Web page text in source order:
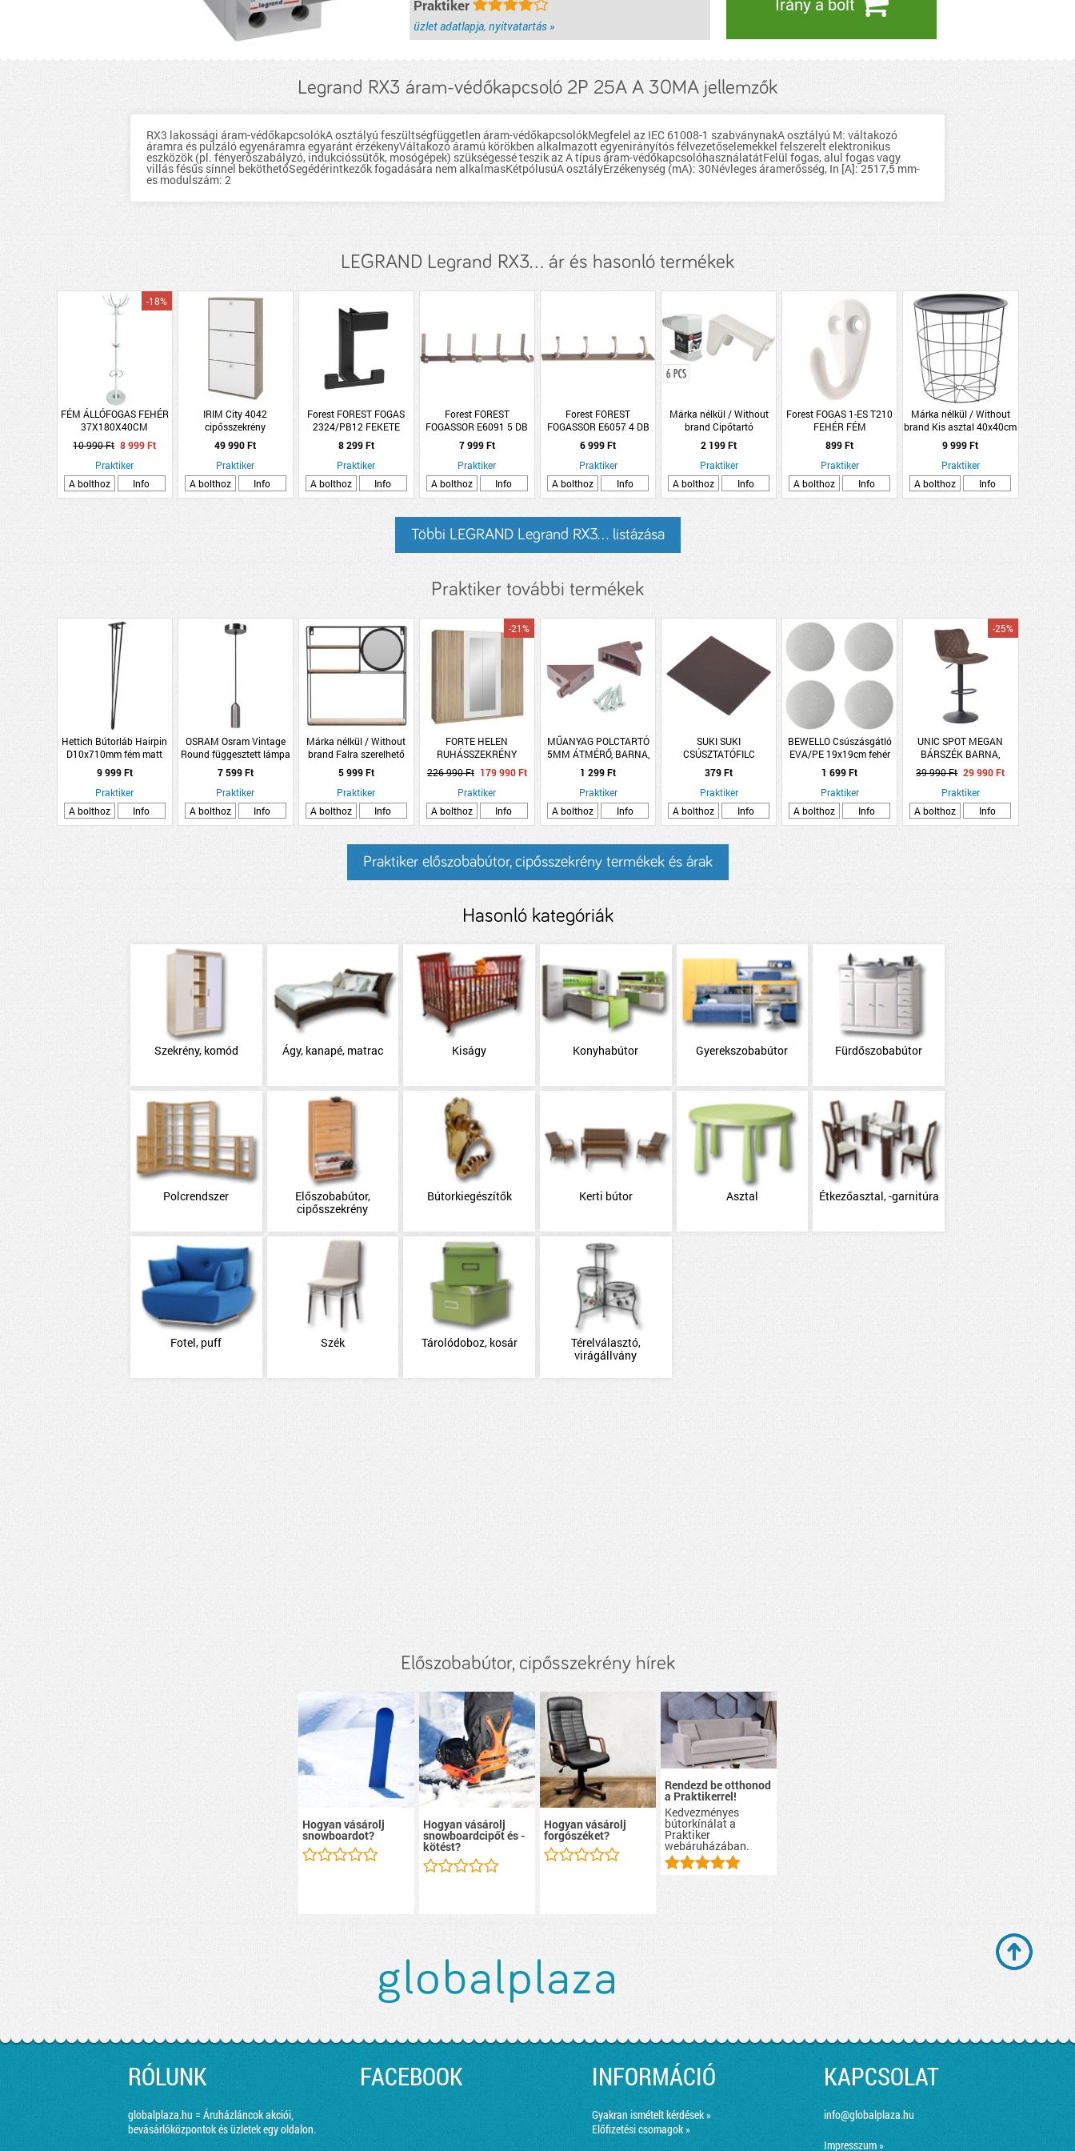
Praktiker
üzlet adatlapja, nyitvatartás »
Legrand RX3 áram-védőkapcsoló 2P 25A A 30MA jellemzők
RX3 lakossági áram-védőkapcsolókA osztályú feszültségfüggetlen áram-védőkapcsolókMegfelel az IEC 61008-1 szabványnakA osztályú M: váltakozó
áramra és pulzáló egyenáramra egyaránt érzékenyVáltakozó áramú körökben alkalmazott egyenirányítós félvezetőselemekkel felszerelt elektronikus
eszközök (pl. fényerőszabályzó, indukcióssütők, mosógépek) szükségessé teszik az A típus áram-védőkapcsolóhasználatátFelül fogas, alul fogas vagy
villás fésűs sínnel beköthetőSegédérintkezők fogadására nem alkalmasKétpólusúA osztályÉrzékenység (mA): 30Névleges áramerősség, In [A]: 2517,5 mm-
es modulszám: 2
LEGRAND Legrand RX3... ár és hasonló termékek
FÉM ÁLLÓFOGAS FEHÉR
37X180X40CM
-18%
10 990 Ft 8 999 Ft
Praktiker
A bolthoz
Info
IRIM City 4042
cipősszekrény
67x123x28cm sonoma-
fehér
49 990 Ft
Praktiker
A bolthoz
Info
Forest FOREST FOGAS
2324/PB12 FEKETE
8 299 Ft
Praktiker
A bolthoz
Info
Forest FOREST
FOGASSOR E6091 5 DB
AKASZTÓ MATT NIKKEL
SZÍNŰ
7 999 Ft
Praktiker
A bolthoz
Info
Forest FOREST
FOGASSOR E6057 4 DB
AKASZTÓ MATT NIKKEL
SZÍNŰ
6 999 Ft
Praktiker
A bolthoz
Info
Márka nélkül / Without
brand Cipőtartó
25x14x11,3cm 6db/szett
polipropilén
2 199 Ft
Praktiker
A bolthoz
Info
Forest FOGAS 1-ES T210
FEHÉR FÉM
899 Ft
Praktiker
A bolthoz
Info
Márka nélkül / Without
brand Kis asztal 40x40cm
fém rácsos fekete 40cm
átmérőjű fedéllel
9 999 Ft
Praktiker
A bolthoz
Info
Többi LEGRAND Legrand RX3... listázása
Praktiker további termékek
Hettich Bútorláb Hairpin
D10x710mm fém matt
fekete háromszög
9 999 Ft
Praktiker
A bolthoz
Info
OSRAM Osram Vintage
Round függesztett lámpa
E27 max1x15W acél-króm
7 599 Ft
Praktiker
A bolthoz
Info
Márka nélkül / Without
brand Falra szerelhető
polc 3 MDF polccal,
tükörrel 40x10x40cm fém
5 999 Ft
Praktiker
A bolthoz
Info
FORTE HELEN
RUHÁSSZEKRÉNY
227,5/212,9/59 Q45F
SONOMA/FEHÉR
-21%
226 990 Ft 179 990 Ft
Praktiker
A bolthoz
Info
MŰANYAG POLCTARTÓ
5MM ÁTMÉRŐ, BARNA,
CSAVAROZHATÓ
1 299 Ft
Praktiker
A bolthoz
Info
SUKI SUKI
CSÚSZTATÓFILC
ÖNTAPADÓS
100X100X1MM BARNA
379 Ft
Praktiker
A bolthoz
Info
BEWELLO Csúszásgátló
EVA/PE 19x19cm fehér
kőmintás, öntapadós,
4db/csom.
1 699 Ft
Praktiker
A bolthoz
Info
UNIC SPOT MEGAN
BÁRSZÉK BARNA,
44X48X110CM
-25%
39 990 Ft 29 990 Ft
Praktiker
A bolthoz
Info
Praktiker előszobabútor, cipősszekrény termékek és árak
Hasonló kategóriák
Szekrény, komód Ágy, kanapé, matrac Kiságy Konyhabútor Gyerekszobabútor Fürdőszobabútor
Polcrendszer
Előszobabútor,
cipősszekrény
Bútorkiegészítők Kerti bútor Asztal Étkezőasztal, -garnitúra
Fotel, puff Szék Tárolódoboz, kosár
Térelválasztó,
virágállvány
Előszobabútor, cipősszekrény hírek
Hogyan vásárolj
snowboardot?
Hogyan vásárolj
snowboardcipőt és -
kötést?
Hogyan vásárolj
forgószéket?
Rendezd be otthonod
a Praktikerrel!
Kedvezményes
bútorkínálat a
Praktiker
webáruházában.
RÓLUNK
globalplaza.hu = Áruházláncok akciói,
bevásárlóközpontok és üzletek egy oldalon.
FACEBOOK INFORMÁCIÓ
Gyakran ismételt kérdések »
Előfizetési csomagok »
KAPCSOLAT
info@globalplaza.hu
Impresszum »